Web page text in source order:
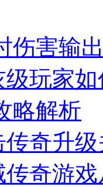
伤害输
级玩家
略解析
传奇升
传奇游